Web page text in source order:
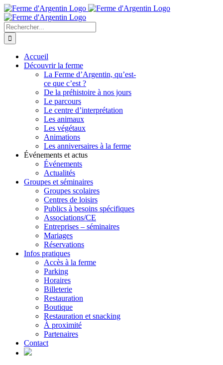
Skip
to
content
Rechercher
Accueil
Découvrir la ferme
La Ferme d’Argentin, qu’est-
ce que c’est ?
De la préhistoire à nos jours
Le parcours
Le centre d’interprétation
Les animaux
Les végétaux
Animations
Les anniversaires à la ferme
Événements et actus
Événements
Actualités
Groupes et séminaires
Groupes scolaires
Centres de loisirs
Publics à besoins spécifiques
Associations/CE
Entreprises – séminaires
Mariages
Réservations
Infos pratiques
Accès à la ferme
Parking
Horaires
Billeterie
Restauration
Boutique
Restauration et snacking
À proximité
Partenaires
Contact